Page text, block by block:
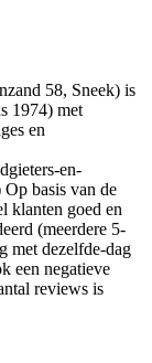
58, Sneek) is
1974) met
en
en-
basis van de
klanten goed en
(meerdere 5-
met dezelfde-dag
een negatieve
reviews is